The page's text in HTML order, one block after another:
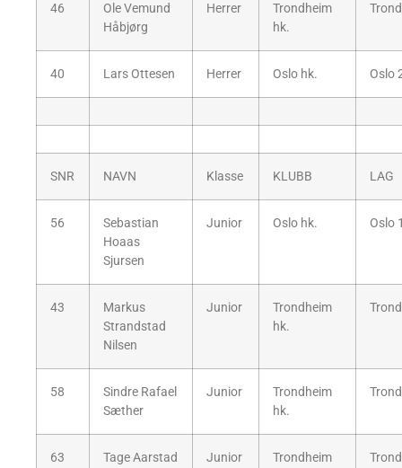
46
Ole Vemund
Håbjørg
Herrer
Trondheim
hk.
40 Lars Ottesen Herrer Oslo hk. Oslo
SNR NAVN Klasse KLUBB LAG
56
Sebastian
Hoaas
Sjursen
Junior Oslo hk. Oslo
43
Markus
Strandstad
Nilsen
Junior
Trondheim
hk.
58
Sindre Rafael
Sæther
Junior
Trondheim
hk.
63 Tage Aarstad Junior
Trondheim